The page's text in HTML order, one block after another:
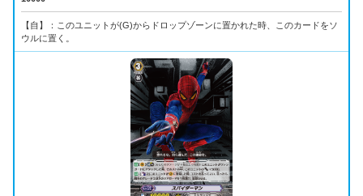
【自】：このユニットが(G)からドロップゾーンに置かれた時、このカードをソ
ウルに置く。